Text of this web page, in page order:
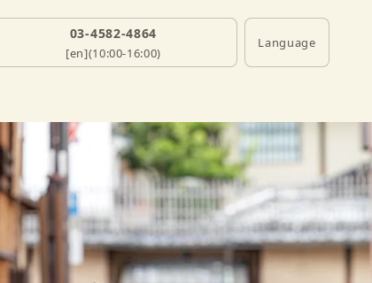
03-4582-4864
[en](10:00-16:00)
Language